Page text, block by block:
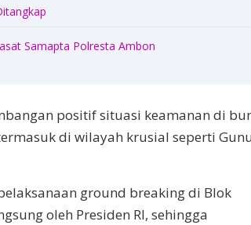
Samapta Polresta Ambon
positif situasi keamanan di
di wilayah krusial seperti
ground breaking di Blok
oleh Presiden RI, sehingga